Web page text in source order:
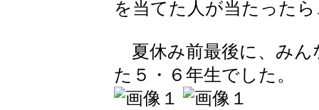
を当てた人が当たった
夏休み前最後に、みん
た５・６年生でした。